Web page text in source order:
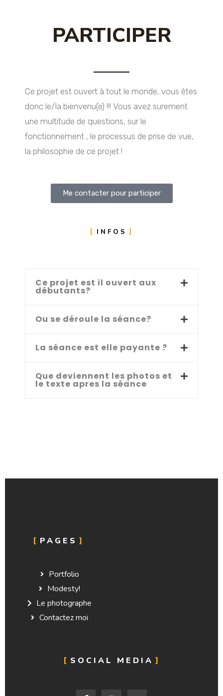
PARTICIPER
Ce projet est ouvert à tout le monde, vous êtes
donc le/la bienvenu(e) !!! Vous avez surement
une multitude de questions, sur le
fonctionnement , le processus de prise de vue,
la philosophie de ce projet !
Me contacter pour participer
INFOS
Ce projet est il ouvert aux
débutants?
Ou se déroule la séance?
La séance est elle payante ?
Que deviennent les photos et
le texte apres la séance
PAGES
Portfolio
Modesty!
Le photographe
Contactez moi
SOCIAL MEDIA